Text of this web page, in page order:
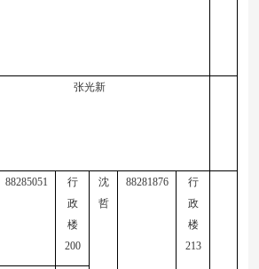
张光新
88285051
行
政
楼
200
沈
哲
88281876
行
政
楼
213